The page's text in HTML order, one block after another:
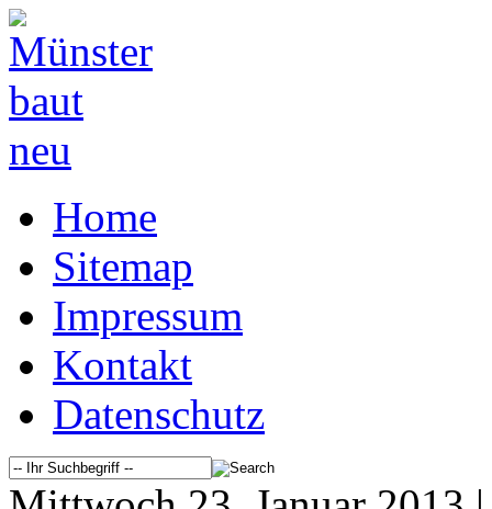
Home
Sitemap
Impressum
Kontakt
Datenschutz